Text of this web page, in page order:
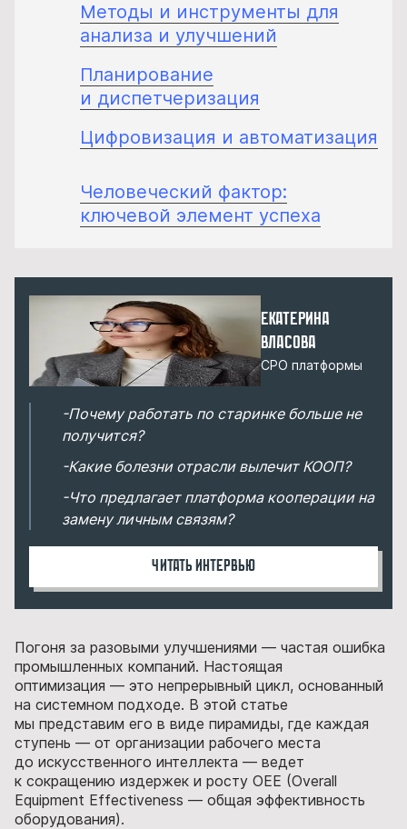
Методы и инструменты для
анализа и улучшений
Планирование
и диспетчеризация
Цифровизация и автоматизация
Человеческий фактор:
ключевой элемент успеха
Екатерина
Власова
CPO платформы
-Почему работать по старинке больше не
получится?
-Какие болезни отрасли вылечит КООП?
-Что предлагает платформа кооперации на
замену личным связям?
Читать интервью
Погоня за разовыми улучшениями — частая ошибка
промышленных компаний. Настоящая
оптимизация — это непрерывный цикл, основанный
на системном подходе. В этой статье
мы представим его в виде пирамиды, где каждая
ступень — от организации рабочего места
до искусственного интеллекта — ведет
к сокращению издержек и росту OEE (Overall
Equipment Effectiveness — общая эффективность
оборудования).